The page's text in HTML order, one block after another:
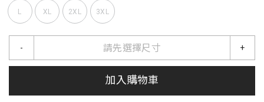
L XL 2XL 3XL
請先選擇尺寸
- +
加入購物車